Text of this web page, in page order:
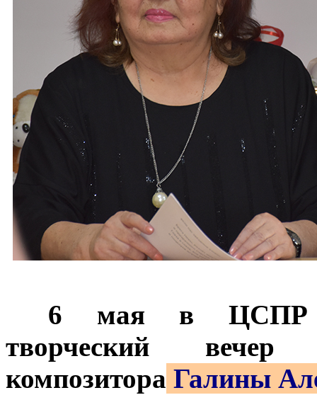
6 мая в ЦСПР
творческий вечер
композитора Галины